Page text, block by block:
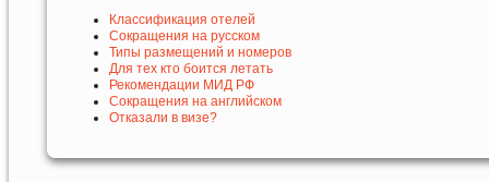
Классификация отелей
Сокращения на русском
Типы размещений и номеров
Для тех кто боится летать
Рекомендации МИД РФ
Сокращения на английском
Отказали в визе?